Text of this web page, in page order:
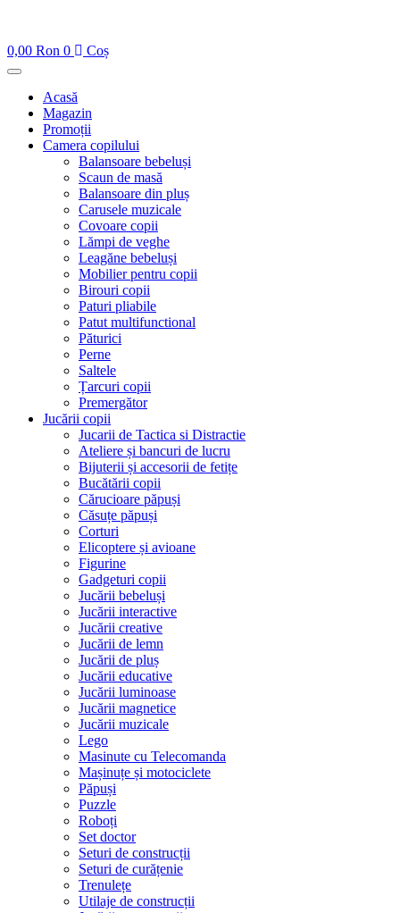
0,00 Ron 0 Coș
Acasă
Magazin
Promoții
Camera copilului
Balansoare bebeluși
Scaun de masă
Balansoare din pluș
Carusele muzicale
Covoare copii
Lămpi de veghe
Leagăne bebeluși
Mobilier pentru copii
Birouri copii
Paturi pliabile
Patut multifunctional
Păturici
Perne
Saltele
Țarcuri copii
Premergător
Jucării copii
Jucarii de Tactica si Distractie
Ateliere și bancuri de lucru
Bijuterii și accesorii de fetițe
Bucătării copii
Cărucioare păpuși
Căsuțe păpuși
Corturi
Elicoptere și avioane
Figurine
Gadgeturi copii
Jucării bebeluși
Jucării interactive
Jucării creative
Jucării de lemn
Jucării de pluș
Jucării educative
Jucării luminoase
Jucării magnetice
Jucării muzicale
Lego
Masinute cu Telecomanda
Mașinuțe și motociclete
Păpuși
Puzzle
Roboți
Set doctor
Seturi de construcții
Seturi de curățenie
Trenulețe
Utilaje de construcții